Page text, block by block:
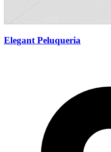
Elegant Peluqueria